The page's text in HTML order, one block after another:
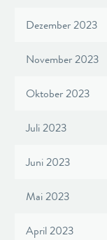
Dezember 2023
November 2023
Oktober 2023
Juli 2023
Juni 2023
Mai 2023
April 2023